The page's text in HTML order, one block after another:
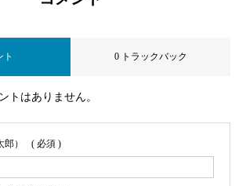
ト 0 トラックバック
トはありません。
） ( 必須 )